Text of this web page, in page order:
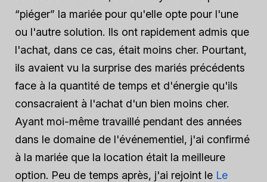
“piéger” la mariée pour qu'elle opte pour l'une
ou l'autre solution. Ils ont rapidement admis que
l'achat, dans ce cas, était moins cher. Pourtant,
ils avaient vu la surprise des mariés précédents
face à la quantité de temps et d'énergie qu'ils
consacraient à l'achat d'un bien moins cher.
Ayant moi-même travaillé pendant des années
dans le domaine de l'événementiel, j'ai confirmé
à la mariée que la location était la meilleure
option. Peu de temps après, j'ai rejoint le Le